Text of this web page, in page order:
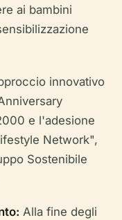
ai bambini
innovativo
e l'adesione
Network",
Sostenibile
Alla fine degli